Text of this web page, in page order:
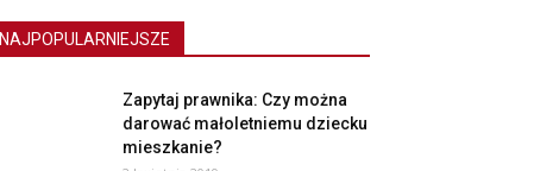
NAJPOPULARNIEJSZE
Zapytaj prawnika: Czy można
darować małoletniemu dziecku
mieszkanie?